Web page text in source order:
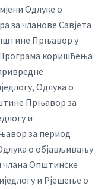
Одлуке о
за чланове Савјета
Прњавор у
Програма коришћења
Одлука о
Прњавор за
и
за период
о објављивању
члана Општинске
и Рјешење о